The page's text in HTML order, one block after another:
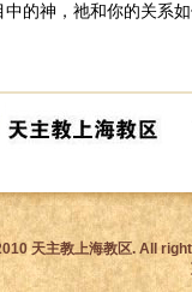
的神，祂和你的关系如
上海教区. All rights
互